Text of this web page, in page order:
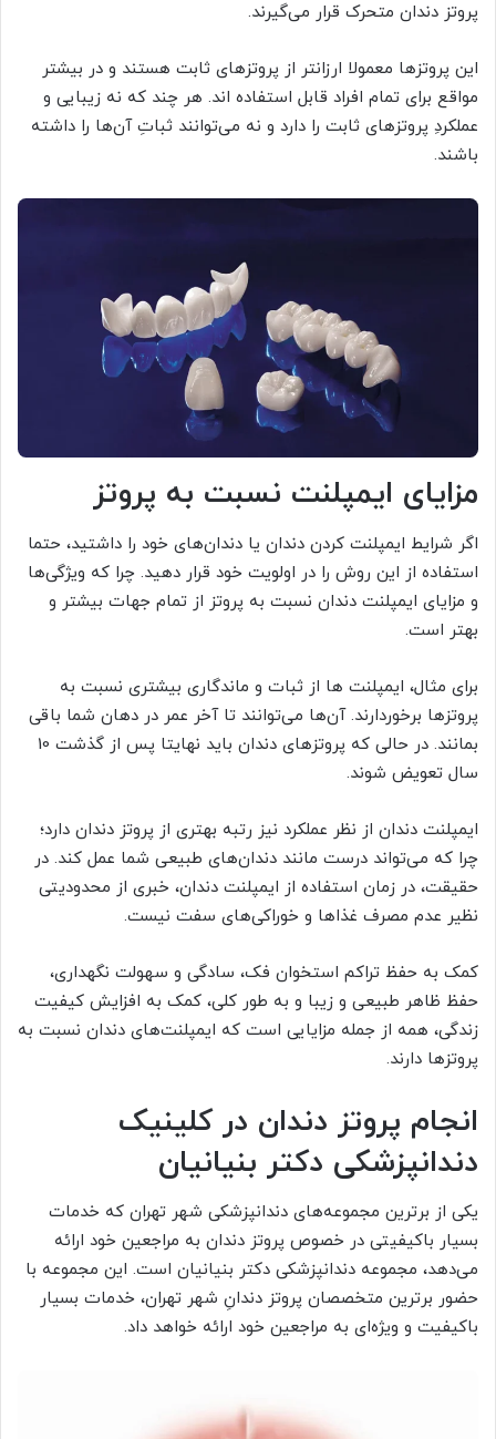
پروتز دندان متحرک قرار می‌گیرند.
این پروتزها معمولا ارزانتر از پروتزهای ثابت هستند و در بیشتر
مواقع برای تمام افراد قابل استفاده اند. هر چند که نه زیبایی و
عملکردِ پروتزهای ثابت را دارد و نه می‌توانند ثباتِ آن‌ها را داشته
باشند.
مزایای ایمپلنت نسبت به پروتز
اگر شرایط ایمپلنت کردن دندان یا دندان‌های خود را داشتید، حتما
استفاده از این روش را در اولویت خود قرار دهید. چرا که ویژگی‌ها
و مزایای ایمپلنت دندان نسبت به پروتز از تمام جهات بیشتر و
بهتر است.
برای مثال، ایمپلنت ها از ثبات و ماندگاری بیشتری نسبت به
پروتزها برخوردارند. آن‌ها می‌توانند تا آخر عمر در دهان شما باقی
بمانند. در حالی که پروتزهای دندان باید نهایتا پس از گذشت 10
سال تعویض شوند.
ایمپلنت دندان از نظر عملکرد نیز رتبه بهتری از پروتز دندان دارد؛
چرا که می‌تواند درست مانند دندان‌های طبیعی شما عمل کند. در
حقیقت، در زمان استفاده از ایمپلنت دندان، خبری از محدودیتی
نظیر عدم مصرف غذاها و خوراکی‌های سفت نیست.
کمک به حفظ تراکم استخوان فک، سادگی و سهولت نگهداری،
حفظ ظاهر طبیعی و زیبا و به طور کلی، کمک به افزایش کیفیت
زندگی، همه از جمله مزایایی است که ایمپلنت‌های دندان نسبت به
پروتزها دارند.
انجام پروتز دندان در کلینیک
دندانپزشکی دکتر بنیانیان
یکی از برترین مجموعه‌های دندانپزشکی شهر تهران که خدمات
بسیار باکیفیتی در خصوص پروتز دندان به مراجعین خود ارائه
می‌دهد، مجموعه دندانپزشکی دکتر بنیانیان است. این مجموعه با
حضور برترین متخصصان پروتز دندانِ شهر تهران، خدمات بسیار
باکیفیت و ویژه‌ای به مراجعین خود ارائه خواهد داد.